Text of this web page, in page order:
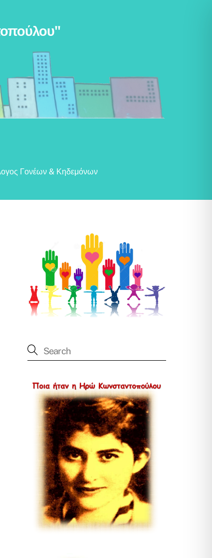
Γονέων & Κηδεμόνων